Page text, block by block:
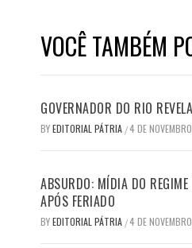
VOCÊ TAMBÉM
GOVERNADOR DO RIO
BYEDITORIAL PÁTRIA /4 DE
ABSURDO: MÍDIA DO REGIME
APÓS FERIADO
BYEDITORIAL PÁTRIA /4 DE